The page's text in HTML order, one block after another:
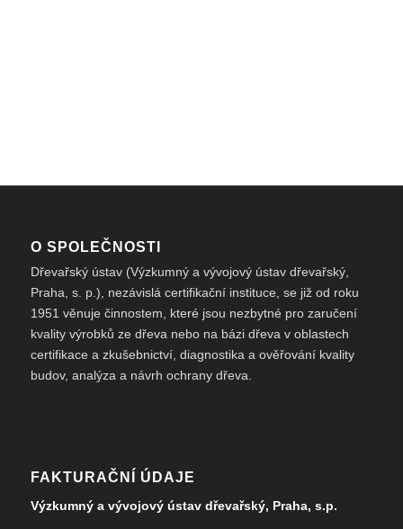
O SPOLEČNOSTI
Dřevařský ústav (Výzkumný a vývojový ústav dřevařský,
Praha, s. p.), nezávislá certifikační instituce, se již od roku
1951 věnuje činnostem, které jsou nezbytné pro zaručení
kvality výrobků ze dřeva nebo na bázi dřeva v oblastech
certifikace a zkušebnictví, diagnostika a ověřování kvality
budov, analýza a návrh ochrany dřeva.
FAKTURAČNÍ ÚDAJE
Výzkumný a vývojový ústav dřevařský, Praha, s.p.